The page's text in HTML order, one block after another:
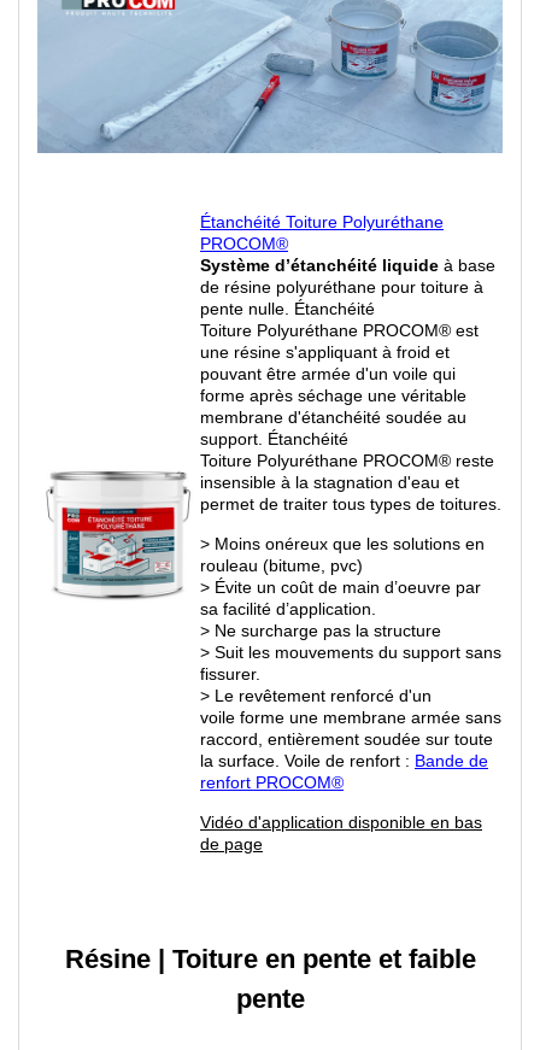
Étanchéité Toiture Polyuréthane
PROCOM®
Système d’étanchéité liquide à base
de résine polyuréthane pour toiture à
pente nulle. Étanchéité
Toiture Polyuréthane PROCOM® est
une résine s'appliquant à froid et
pouvant être armée d'un voile qui
forme après séchage une véritable
membrane d'étanchéité soudée au
support. Étanchéité
Toiture Polyuréthane PROCOM® reste
insensible à la stagnation d'eau et
permet de traiter tous types de toitures.
> Moins onéreux que les solutions en
rouleau (bitume, pvc)
> Évite un coût de main d’oeuvre par
sa facilité d’application.
> Ne surcharge pas la structure
> Suit les mouvements du support sans
fissurer.
> Le revêtement renforcé d'un
voile forme une membrane armée sans
raccord, entièrement soudée sur toute
la surface. Voile de renfort : Bande de
renfort PROCOM®
Vidéo d'application disponible en bas
de page
Résine | Toiture en pente et faible
pente